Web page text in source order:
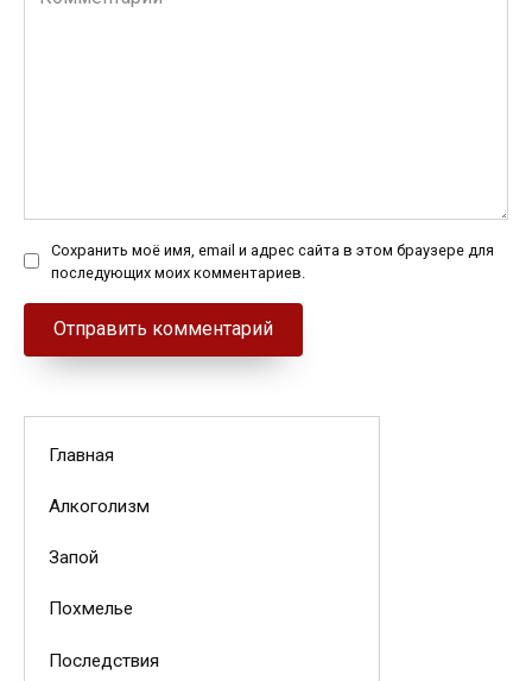
Сохранить моё имя, email и адрес сайта в этом браузере для
последующих моих комментариев.
Главная
Алкоголизм
Запой
Похмелье
Последствия